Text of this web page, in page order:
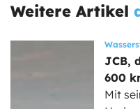
Weitere Artikel
JCB,
600
Mit